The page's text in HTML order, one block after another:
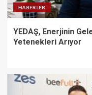
HABERLER
YEDAŞ, Enerjinin
Yetenekleri Arıyor